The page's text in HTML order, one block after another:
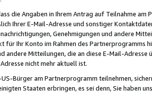
die Angaben in Ihrem Antrag auf Teilnahme
Ihrer E-Mail-Adresse und sonstiger
Genehmigungen und andere
für Ihr Konto im Rahmen des Partnerprogramms
andere Mitteilungen, die an diese E-Mail-
nicht mehr aktuell ist.
Bürger am Partnerprogramm teilnehmen,
Staaten erbringen, es sei denn, Sie haben